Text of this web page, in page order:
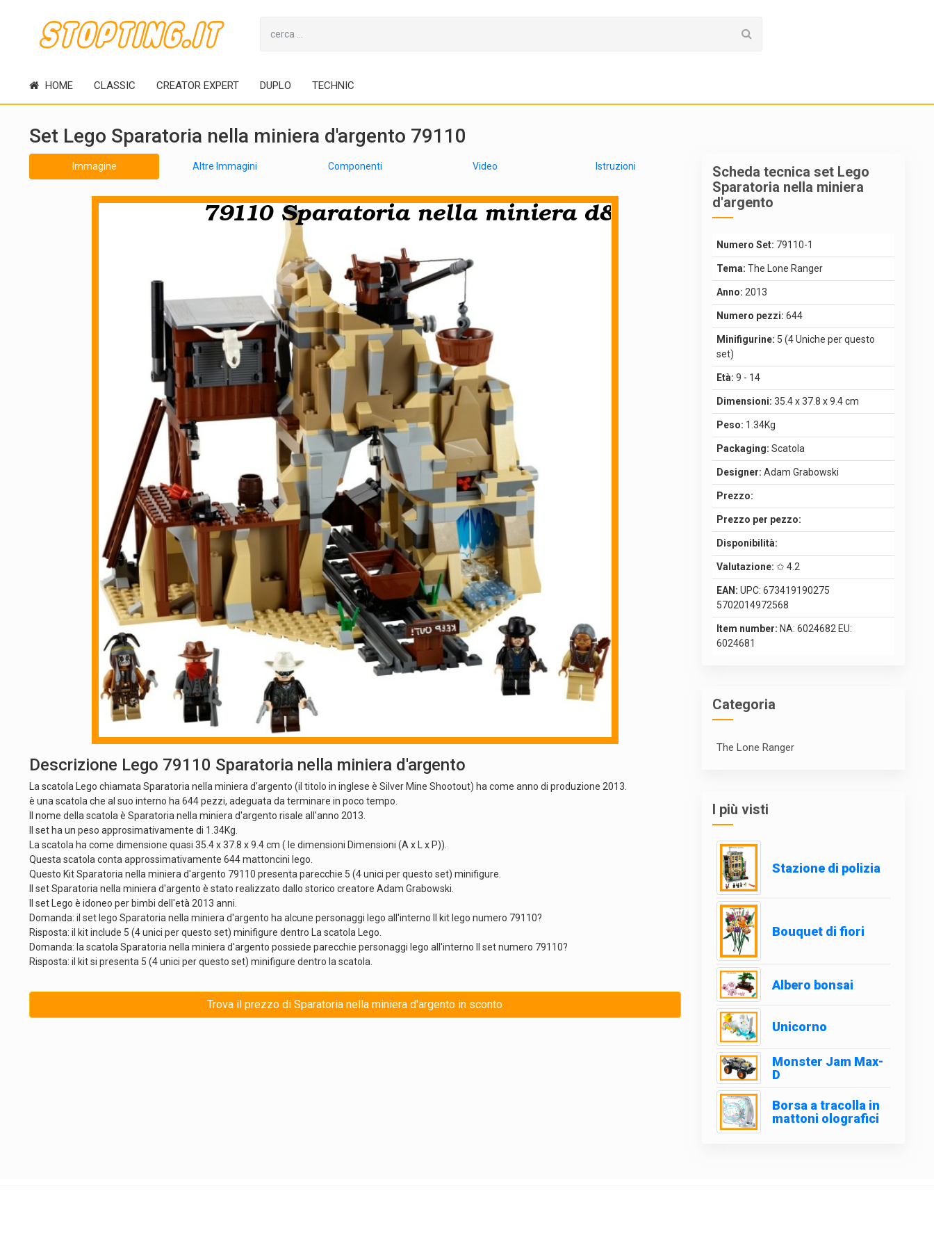
HOME CLASSIC CREATOR EXPERT DUPLO TECHNIC
Set Lego Sparatoria nella miniera d'argento 79110
Immagine Altre Immagini Componenti Video Istruzioni
Descrizione Lego 79110 Sparatoria nella miniera d'argento
La scatola Lego chiamata Sparatoria nella miniera d'argento (il titolo in inglese è Silver Mine Shootout) ha come anno di produzione 2013.
è una scatola che al suo interno ha 644 pezzi, adeguata da terminare in poco tempo.
Il nome della scatola è Sparatoria nella miniera d'argento risale all'anno 2013.
Il set ha un peso approsimativamente di 1.34Kg.
La scatola ha come dimensione quasi 35.4 x 37.8 x 9.4 cm ( le dimensioni Dimensioni (A x L x P)).
Questa scatola conta approssimativamente 644 mattoncini lego.
Questo Kit Sparatoria nella miniera d'argento 79110 presenta parecchie 5 (4 unici per questo set) minifigure.
Il set Sparatoria nella miniera d'argento è stato realizzato dallo storico creatore Adam Grabowski.
Il set Lego è idoneo per bimbi dell'età 2013 anni.
Domanda: il set lego Sparatoria nella miniera d'argento ha alcune personaggi lego all'interno Il kit lego numero 79110?
Risposta: il kit include 5 (4 unici per questo set) minifigure dentro La scatola Lego.
Domanda: la scatola Sparatoria nella miniera d'argento possiede parecchie personaggi lego all'interno Il set numero 79110?
Risposta: il kit si presenta 5 (4 unici per questo set) minifigure dentro la scatola.
Trova il prezzo di Sparatoria nella miniera d'argento in sconto
Scheda tecnica set Lego
Sparatoria nella miniera
d'argento
Numero Set: 79110-1
Tema: The Lone Ranger
Anno: 2013
Numero pezzi: 644
Minifigurine: 5 (4 Uniche per questo
set)
Età: 9 - 14
Dimensioni: 35.4 x 37.8 x 9.4 cm
Peso: 1.34Kg
Packaging: Scatola
Designer: Adam Grabowski
Prezzo:
Prezzo per pezzo:
Disponibilità:
Valutazione: ✩ 4.2
EAN: UPC: 673419190275
5702014972568
Item number: NA: 6024682 EU:
6024681
Categoria
The Lone Ranger
I più visti
Stazione di polizia
Bouquet di fiori
Albero bonsai
Unicorno
Monster Jam Max-
D
Borsa a tracolla in
mattoni olografici